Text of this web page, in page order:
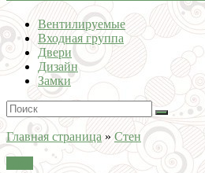
Вентилируемые
Входная группа
Двери
Дизайн
Замки
Главная страница »Стен